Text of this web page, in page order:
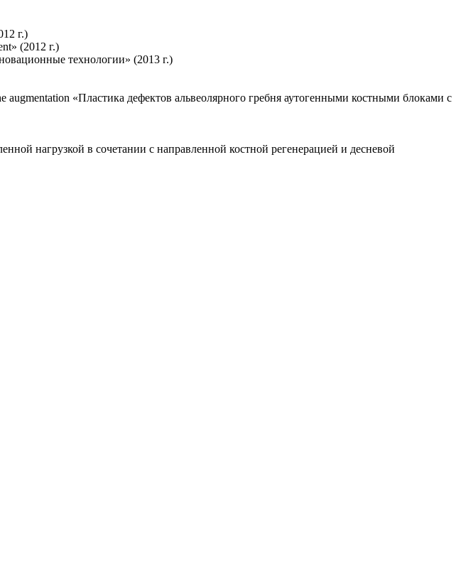
г.)
(2012 г.)
технологии» (2013 г.)
«Пластика дефектов альвеолярного гребня аутогенными костными блоками с
нагрузкой в сочетании с направленной костной регенерацией и десневой